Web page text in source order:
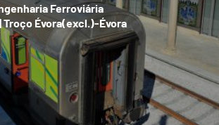
Ferroviária
Troço Évora(excl.)-Évora